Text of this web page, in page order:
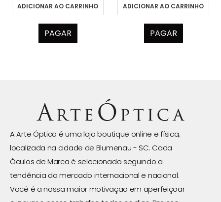
ADICIONAR AO CARRINHO
PAGAR
ADICIONAR AO CARRINHO
PAGAR
A Arte Óptica é uma loja boutique online e física,
localizada na cidade de Blumenau - SC. Cada
Óculos de Marca é selecionado seguindo a
tendência do mercado internacional e nacional.
Você é a nossa maior motivação em aperfeiçoar